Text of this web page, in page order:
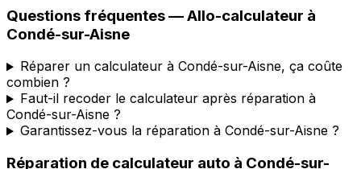
Questions fréquentes —Allo-calculateur à
Condé-sur-Aisne
Réparer un calculateur à Condé-sur-Aisne, ça coûte
combien ?
Faut-il recoder le calculateur après réparation à
Condé-sur-Aisne ?
Garantissez-vous la réparation à Condé-sur-Aisne ?
Réparation de calculateur auto à Condé-sur-